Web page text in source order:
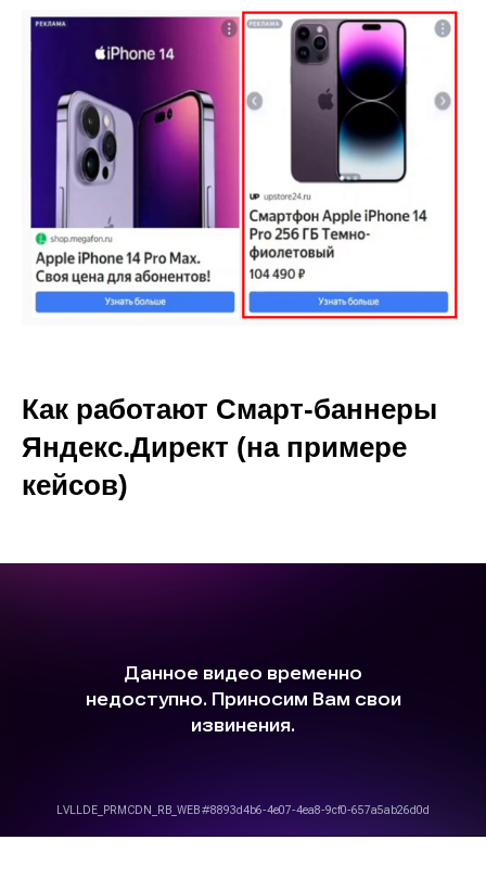
Как работают Смарт-баннеры
Яндекс.Директ (на примере
кейсов)